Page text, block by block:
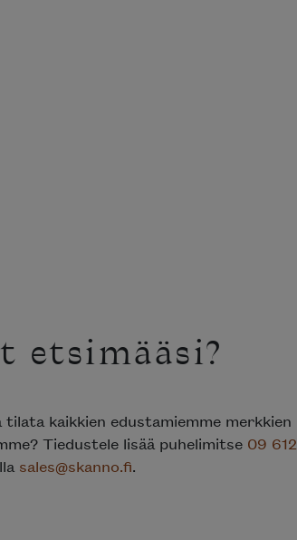
etsimääsi?
kaikkien edustamiemme merkkien
Tiedustele lisää puhelimitse 09 612
sales@skanno.fi.